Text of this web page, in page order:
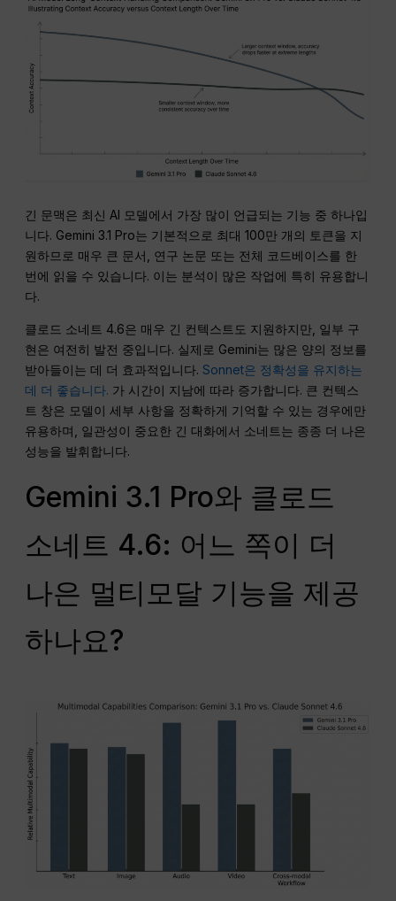
긴 문맥은 최신 AI 모델에서 가장 많이 언급되는 기능 중 하나입
니다. Gemini 3.1 Pro는 기본적으로 최대 100만 개의 토큰을 지
원하므로 매우 큰 문서, 연구 논문 또는 전체 코드베이스를 한
번에 읽을 수 있습니다. 이는 분석이 많은 작업에 특히 유용합니
다.
클로드 소네트 4.6은 매우 긴 컨텍스트도 지원하지만, 일부 구
현은 여전히 발전 중입니다. 실제로 Gemini는 많은 양의 정보를
받아들이는 데 더 효과적입니다.Sonnet은 정확성을 유지하는
데 더 좋습니다. 가 시간이 지남에 따라 증가합니다. 큰 컨텍스
트 창은 모델이 세부 사항을 정확하게 기억할 수 있는 경우에만
유용하며, 일관성이 중요한 긴 대화에서 소네트는 종종 더 나은
성능을 발휘합니다.
Gemini 3.1 Pro와 클로드
소네트 4.6: 어느 쪽이 더
나은 멀티모달 기능을 제공
하나요?